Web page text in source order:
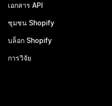
เอกสาร API
ชุมชน Shopify
บล็อก Shopify
การวิจัย